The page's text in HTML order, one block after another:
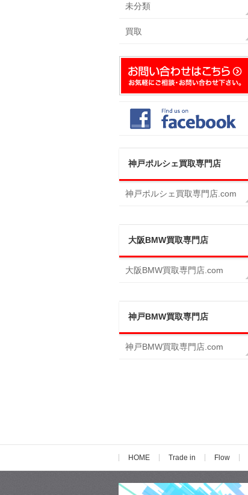
未分類
買取
神戸ポルシェ買取専門店
神戸ポルシェ買取専門店.com
大阪BMW買取専門店
大阪BMW買取専門店.com
神戸BMW買取専門店
神戸BMW買取専門店.com
HOME Trade in Flow